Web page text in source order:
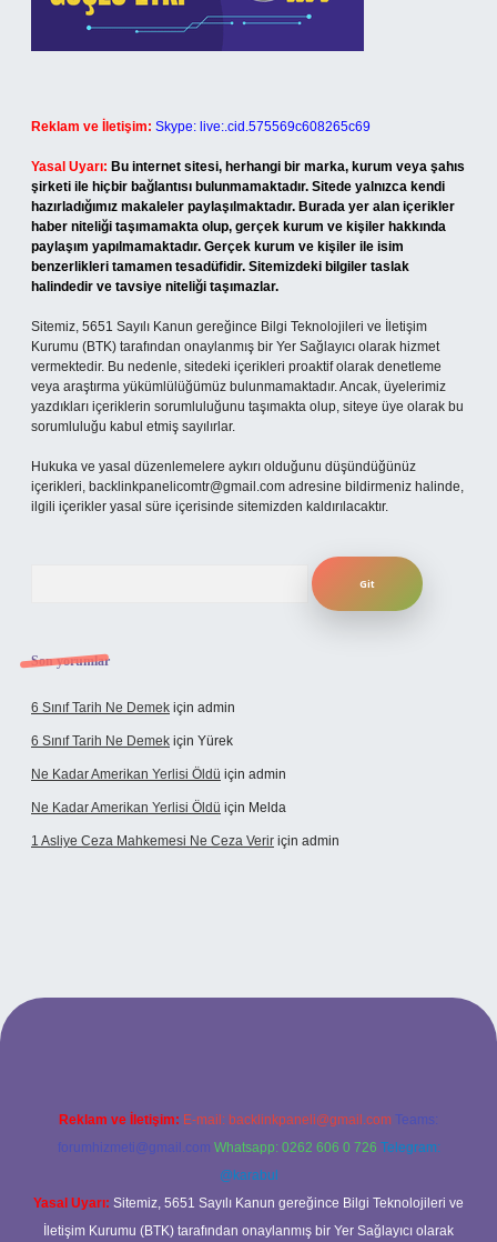
Reklam ve İletişim: Skype: live:.cid.575569c608265c69
Yasal Uyarı: Bu internet sitesi, herhangi bir marka, kurum veya şahıs
şirketi ile hiçbir bağlantısı bulunmamaktadır. Sitede yalnızca kendi
hazırladığımız makaleler paylaşılmaktadır. Burada yer alan içerikler
haber niteliği taşımamakta olup, gerçek kurum ve kişiler hakkında
paylaşım yapılmamaktadır. Gerçek kurum ve kişiler ile isim
benzerlikleri tamamen tesadüfidir. Sitemizdeki bilgiler taslak
halindedir ve tavsiye niteliği taşımazlar.
Sitemiz, 5651 Sayılı Kanun gereğince Bilgi Teknolojileri ve İletişim
Kurumu (BTK) tarafından onaylanmış bir Yer Sağlayıcı olarak hizmet
vermektedir. Bu nedenle, sitedeki içerikleri proaktif olarak denetleme
veya araştırma yükümlülüğümüz bulunmamaktadır. Ancak, üyelerimiz
yazdıkları içeriklerin sorumluluğunu taşımakta olup, siteye üye olarak bu
sorumluluğu kabul etmiş sayılırlar.
Hukuka ve yasal düzenlemelere aykırı olduğunu düşündüğünüz
içerikleri, backlinkpanelicomtr@gmail.com adresine bildirmeniz halinde,
ilgili içerikler yasal süre içerisinde sitemizden kaldırılacaktır.
Son yorumlar
6 Sınıf Tarih Ne Demek için admin
6 Sınıf Tarih Ne Demek için Yürek
Ne Kadar Amerikan Yerlisi Öldü için admin
Ne Kadar Amerikan Yerlisi Öldü için Melda
1 Asliye Ceza Mahkemesi Ne Ceza Verir için admin
Reklam ve İletişim: E-mail: backlinkpaneli@gmail.com Teams:
forumhizmeti@gmail.com Whatsapp: 0262 606 0 726 Telegram:
@karabul
Yasal Uyarı: Sitemiz, 5651 Sayılı Kanun gereğince Bilgi Teknolojileri ve
İletişim Kurumu (BTK) tarafından onaylanmış bir Yer Sağlayıcı olarak